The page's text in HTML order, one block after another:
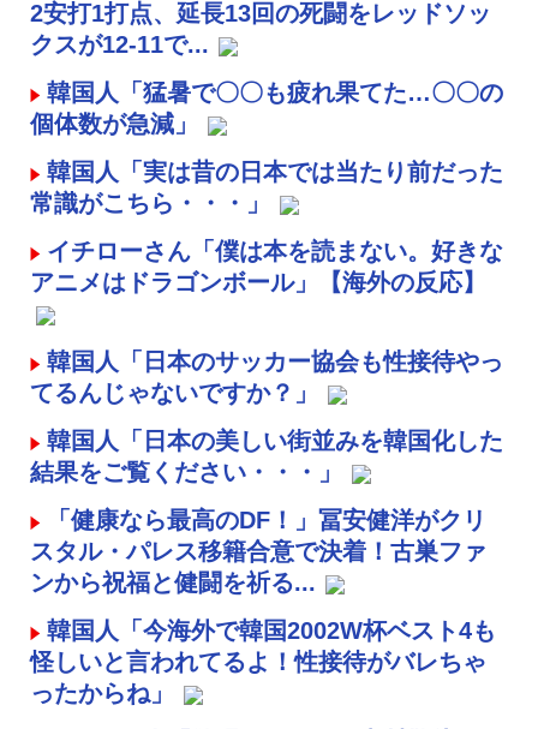
2安打1打点、延長13回の死闘をレッドソッ
クスが12-11で...
韓国人「猛暑で〇〇も疲れ果てた…〇〇の
個体数が急減」
韓国人「実は昔の日本では当たり前だった
常識がこちら・・・」
イチローさん「僕は本を読まない。好きな
アニメはドラゴンボール」【海外の反応】
韓国人「日本のサッカー協会も性接待やっ
てるんじゃないですか？」
韓国人「日本の美しい街並みを韓国化した
結果をご覧ください・・・」
「健康なら最高のDF！」冨安健洋がクリ
スタル・パレス移籍合意で決着！古巣ファ
ンから祝福と健闘を祈る...
韓国人「今海外で韓国2002W杯ベスト4も
怪しいと言われてるよ！性接待がバレちゃ
ったからね」